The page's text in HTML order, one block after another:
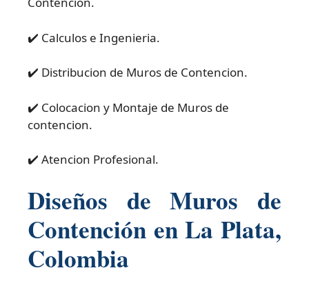
✔️ Calculos e Ingenieria.
✔️ Distribucion de Muros de Contencion.
✔️ Colocacion y Montaje de Muros de
contencion.
✔️ Atencion Profesional.
Diseños de Muros de
Contención en La Plata,
Colombia